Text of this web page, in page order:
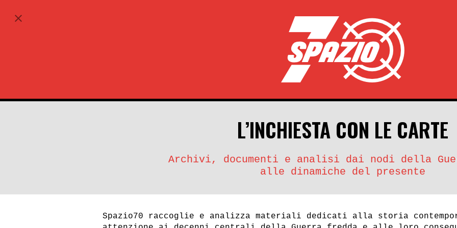
L’INCHIESTA CON LE CARTE
Archivi, documenti e analisi dai nodi della
alle dinamiche del presente
Spazio70 raccoglie e analizza materiali dedicati alla storia